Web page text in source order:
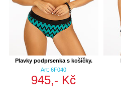
Plavky podprsenka s košíčky.
Art: 6F040
945,- Kč